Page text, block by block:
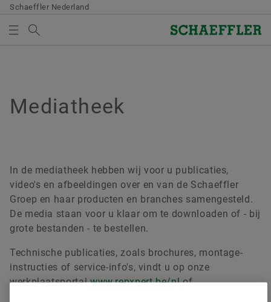
Schaeffler Nederland
Kwaliteit en milieu
Overview
Purchasing & Supplier management
Contractvoorwaarden
Digital collaboration
Supply chain management & Logistics
Duurzaamheid
Verkoop
Algemene voorwaarden
Onderneming
Bearings & Industrial Solutions
Lifetime Solutions
medias productcatalogus
X-life
Scholingen
Your development
Mediatheek
Publicaties
Apps
There are no items in your Media Basket. Use to add
Note
You can collect several media for one order
in the shopping basket. The maximum order
quantity for each medium is: 20 pieces It is
made available at no charge.
Mediatheek
In de mediatheek hebben wij voor u publicaties,
video's en afbeeldingen over en van de Schaeffler
Groep en haar producten en branches samengesteld.
De media staan voor u klaar om te downloaden of - bij
grote bestanden - te bestellen.
Technische publicaties, zoals brochures, montage-
instructies of service-info's, vindt u op onze
werkplaatsportalwww.repxpert.be/nlof